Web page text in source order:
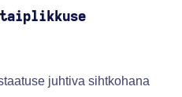
juhtiva sihtkohana